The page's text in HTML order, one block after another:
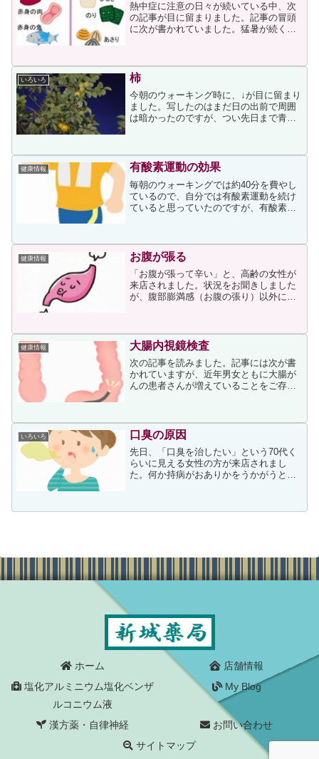
熱中症に注意の日々が続いている中、次
の記事が目に留まりました。記事の冒頭
に次が書かれていました。猛暑が続く
は「暑さによって、体内では水分・塩分
だけでなく鉄分も不足し、熱...
いろいろ 柿
今朝のウォーキング時に、↓が目に留まり
ました。写したのはまだ日の出前で周囲
は暗かったのですが、つい先日まで青か
なると医者が青くなる」ということわざ
があるように、優れた薬...
健康情報 有酸素運動の効果
毎朝のウォーキングでは約40分を費やし
ているので、自分では有酸素運動を続け
ていると思っていたのですが、有酸素運
じられなかったためです。有酸素運動で
証明されている医学的効...
健康情報 お腹が張る
「お腹が張って辛い」と、高齢の女性が
来店されました。状況をお聞きしました
が、腹部膨満感（お腹の張り）以外に症
出来る限り医師の診断を受...
健康情報 大腸内視鏡検査
次の記事を読みました。記事には次が書
かれていますが、近年男女ともに大腸が
んの患者さんが増えていることをご存じ
よると、罹患数は、男性、女性ともに大
腸がんが2位で、総数...
いろいろ 口臭の原因
先日、「口臭を治したい」という70代く
らいに見える女性の方が来店されまし
た。何か持病がおありかをうかがうと、
た。「すぐに効くものが欲しい」ともお
ホーム
店舗情報
塩化アルミニウム塩化ベンザ
ルコニウム液
My Blog
漢方薬・自律神経
お問い合わせ
サイトマップ